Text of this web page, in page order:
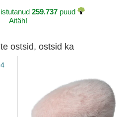
259.737 puud
Aitäh!
ostsid, ostsid ka